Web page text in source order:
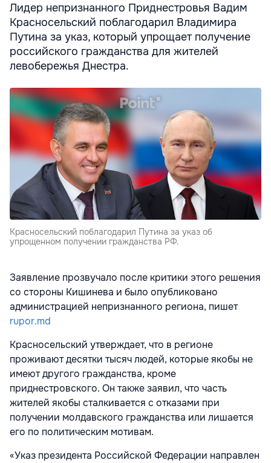
Лидер непризнанного Приднестровья Вадим
Красносельский поблагодарил Владимира
Путина за указ, который упрощает получение
российского гражданства для жителей
левобережья Днестра.
Красносельский поблагодарил Путина за указ об
упрощенном получении гражданства РФ.
Заявление прозвучало после критики этого решения
со стороны Кишинева и было опубликовано
администрацией непризнанного региона, пишет
rupor.md
Красносельский утверждает, что в регионе
проживают десятки тысяч людей, которые якобы не
имеют другого гражданства, кроме
приднестровского. Он также заявил, что часть
жителей якобы сталкивается с отказами при
получении молдавского гражданства или лишается
его по политическим мотивам.
«Указ президента Российской Федерации направлен